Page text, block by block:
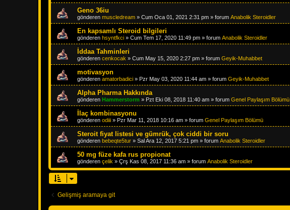
Geno 36iu
gönderen muscledream » Cum Oca 01, 2021 2:31 pm » forum Anabolik Steroidler
En kapsamlı Steroid bilgileri
gönderen hsyntfkci » Cum Tem 17, 2020 11:49 pm » forum Anabolik Steroidler
İddaa Tahminleri
gönderen cenkocak » Cum May 15, 2020 2:27 pm » forum Geyik-Muhabbet
motivasyon
gönderen amatorbadici » Pzr May 03, 2020 11:44 am » forum Geyik-Muhabbet
Alpha Pharma Hakkında
gönderen Hammerstorm » Pzt Eki 08, 2018 11:40 am » forum Genel Paylaşım Bölümü
İlaç kombinasyonu
gönderen odiii » Pzr Mar 11, 2018 10:16 am » forum Genel Paylaşım Bölümü
Steroit fiyat listesi ve gümrük, çok ciddi bir soru
gönderen bebeqte5tur » Sal Ara 12, 2017 5:21 pm » forum Anabolik Steroidler
50 mg füze kafa rus propionat
gönderen çelik » Çrş Kas 08, 2017 11:36 am » forum Anabolik Steroidler
Gelişmiş aramaya git